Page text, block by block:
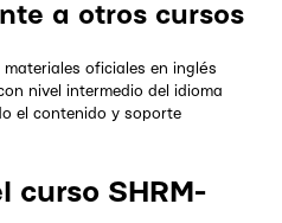
a otros cursos
materiales oficiales en inglés
nivel intermedio del idioma
el contenido y soporte
curso SHRM-